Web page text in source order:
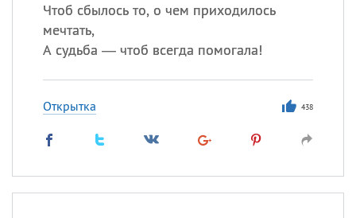
Чтоб сбылось то, о чем приходилось
мечтать,
А судьба — чтоб всегда помогала!
Открытка 438